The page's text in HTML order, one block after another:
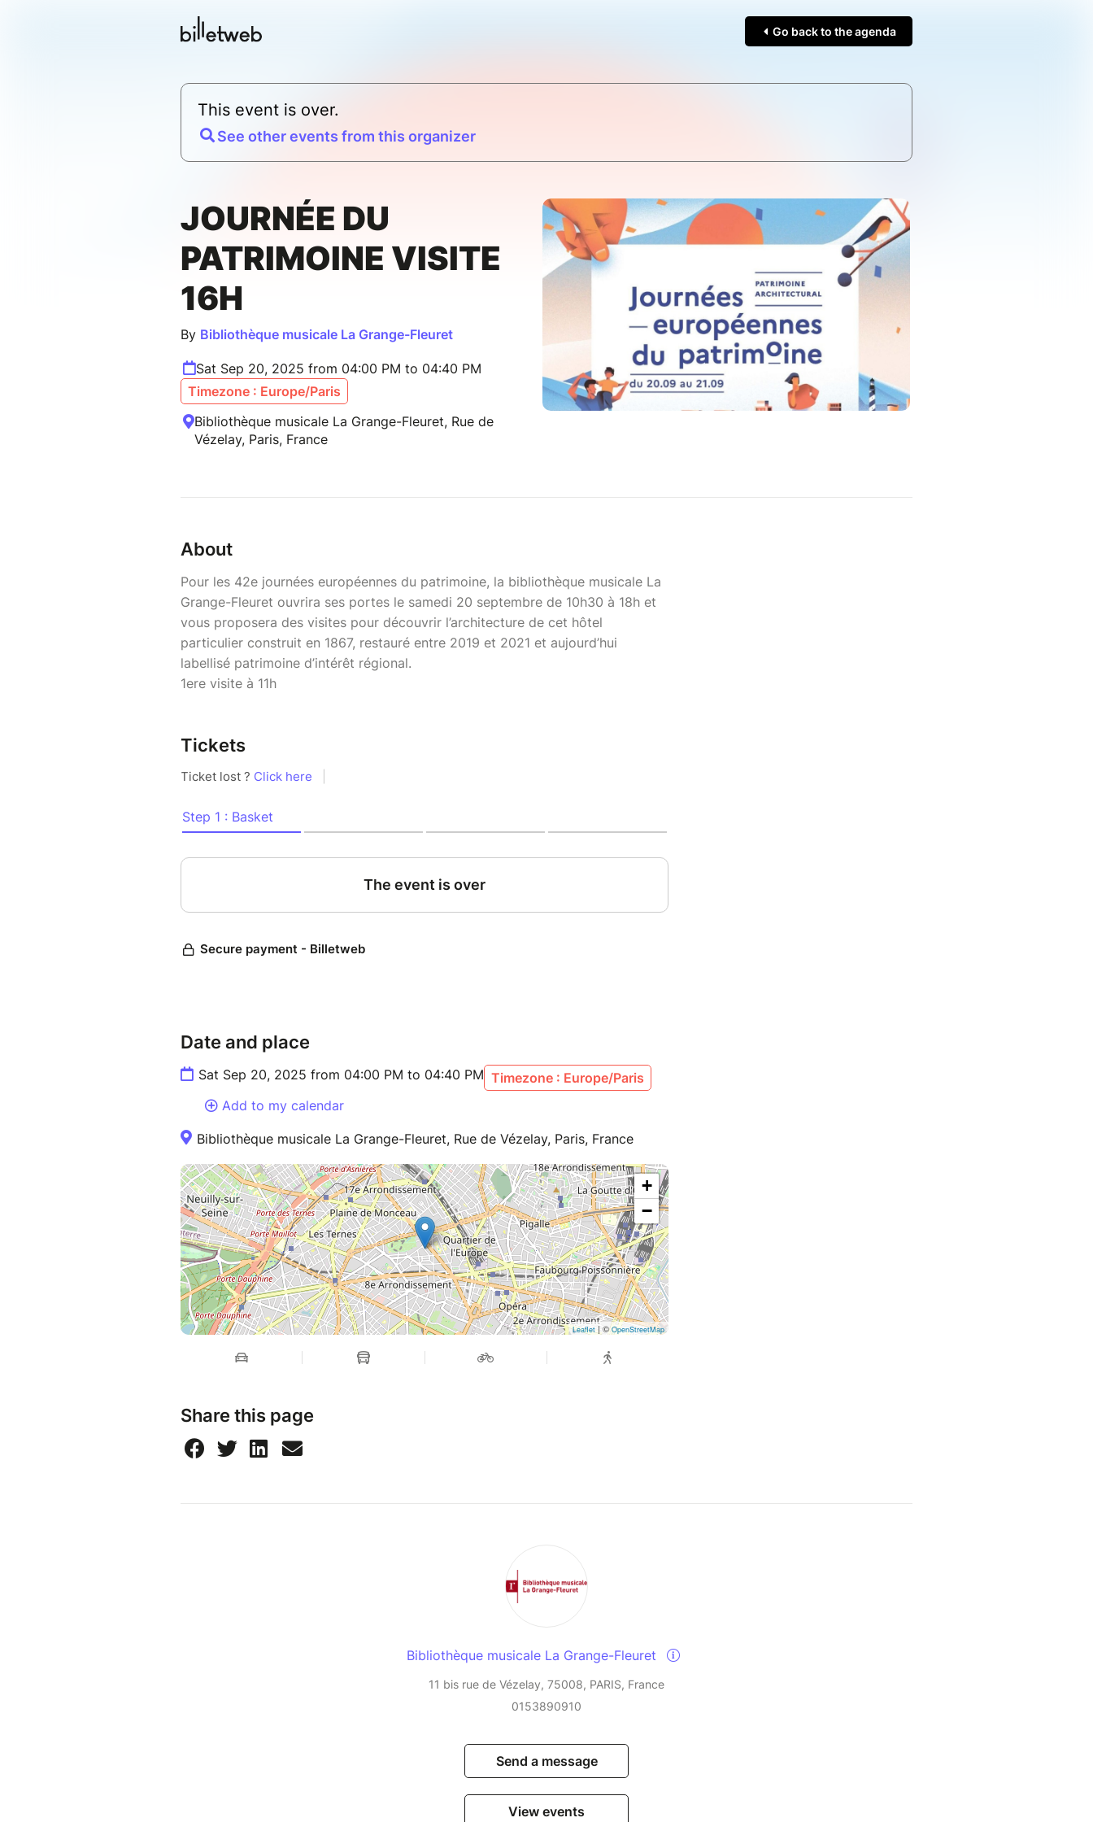
Go back to the agenda
This event is over.
See other events from this organizer
JOURNÉE DU
PATRIMOINE VISITE
16H
By Bibliothèque musicale La Grange-Fleuret
Sat Sep 20, 2025 from 04:00 PM to 04:40 PM
Timezone : Europe/Paris
Bibliothèque musicale La Grange-Fleuret, Rue de
Vézelay, Paris, France
About
Pour les 42e journées européennes du patrimoine, la bibliothèque musicale La
Grange-Fleuret ouvrira ses portes le samedi 20 septembre de 10h30 à 18h et
vous proposera des visites pour découvrir l’architecture de cet hôtel
particulier construit en 1867, restauré entre 2019 et 2021 et aujourd’hui
labellisé patrimoine d’intérêt régional.
1ere visite à 11h
Tickets
Date and place
Sat Sep 20, 2025 from 04:00 PM to 04:40 PM Timezone : Europe/Paris
Add to my calendar
Bibliothèque musicale La Grange-Fleuret, Rue de Vézelay, Paris, France
+
−
Leaflet| ©OpenStreetMap
Share this page
Bibliothèque musicale La Grange-Fleuret
11 bis rue de Vézelay, 75008, PARIS, France
0153890910
Send a message
View events